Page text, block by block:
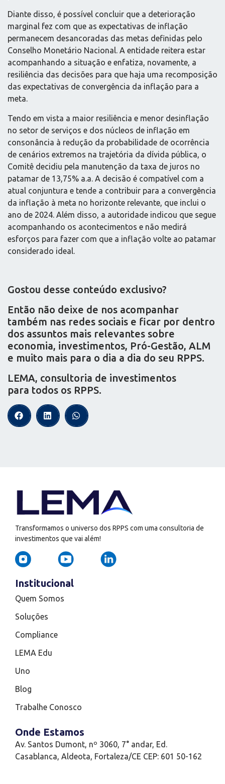
Diante disso, é possível concluir que a deterioração
marginal fez com que as expectativas de inflação
permanecem desancoradas das metas definidas pelo
Conselho Monetário Nacional. A entidade reitera estar
acompanhando a situação e enfatiza, novamente, a
resiliência das decisões para que haja uma recomposição
das expectativas de convergência da inflação para a
meta.
Tendo em vista a maior resiliência e menor desinflação
no setor de serviços e dos núcleos de inflação em
consonância à redução da probabilidade de ocorrência
de cenários extremos na trajetória da dívida pública, o
Comitê decidiu pela manutenção da taxa de juros no
patamar de 13,75% a.a. A decisão é compatível com a
atual conjuntura e tende a contribuir para a convergência
da inflação à meta no horizonte relevante, que inclui o
ano de 2024. Além disso, a autoridade indicou que segue
acompanhando os acontecimentos e não medirá
esforços para fazer com que a inflação volte ao patamar
considerado ideal.
Gostou desse conteúdo exclusivo?
Então não deixe de nos acompanhar
também nas redes sociais e ficar por dentro
dos assuntos mais relevantes sobre
economia, investimentos, Pró-Gestão, ALM
e muito mais para o dia a dia do seu RPPS.
LEMA, consultoria de investimentos
para todos os RPPS.
Transformamos o universo dos RPPS com uma consultoria de
investimentos que vai além!
Institucional
Quem Somos
Soluções
Compliance
LEMA Edu
Uno
Blog
Trabalhe Conosco
Onde Estamos
Av. Santos Dumont, nº 3060, 7° andar, Ed.
Casablanca, Aldeota, Fortaleza/CE CEP: 601 50-162